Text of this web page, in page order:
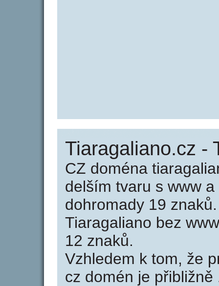
Tiaragaliano.cz -
CZ doména
delším tvaru s www
dohromady 19
Tiaragaliano bez
12 znaků.
Vzhledem k tom, že
cz domén je